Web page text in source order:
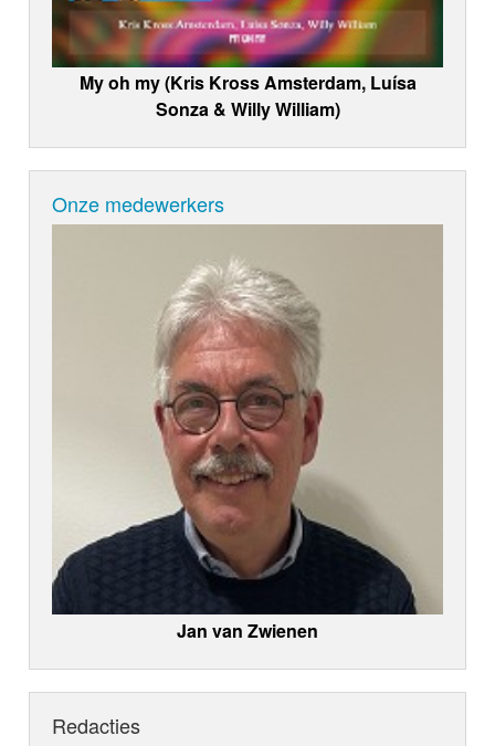
My oh my (Kris Kross Amsterdam, Luísa
Sonza & Willy William)
Onze medewerkers
Jan van Zwienen
Redacties